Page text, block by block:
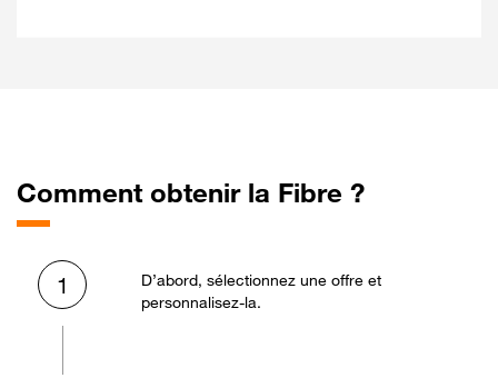
Comment obtenir la Fibre ?
1
D’abord, sélectionnez une offre et
personnalisez-la.